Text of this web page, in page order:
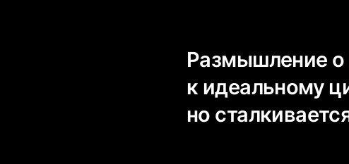
Размышление о
к идеальному
но